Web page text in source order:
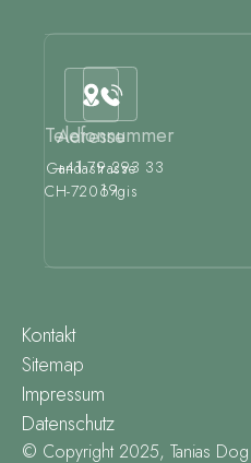
Telefonnummer
+41 79 293 33
19
Adresse
Gandastrasse
CH-7206 Igis
© Copyright 2025, Tanias
Kontakt
Sitemap
Impressum
Datenschutz